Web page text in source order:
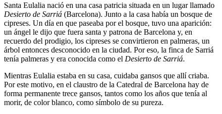
Santa Eulalia nació en una casa patricia situada en un lugar llamado
Desierto de Sarriá (Barcelona). Junto a la casa había un bosque de
cipreses. Un día en que paseaba por el bosque, tuvo una aparición:
un ángel le dijo que fuera santa y patrona de Barcelona y, en
recuerdo del prodigio, los cipreses se convirtieron en palmeras, un
árbol entonces desconocido en la ciudad. Por eso, la finca de Sarriá
tenía palmeras y era conocida como el Desierto de Sarriá.
Mientras Eulalia estaba en su casa, cuidaba gansos que allí criaba.
Por este motivo, en el claustro de la Catedral de Barcelona hay de
forma permanente trece gansos, tantos como los años que tenía al
morir, de color blanco, como símbolo de su pureza.